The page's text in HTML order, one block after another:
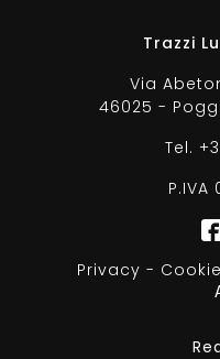
Trazzi
Via
46025 -
Tel.
P.IVA
Privacy - Cookie